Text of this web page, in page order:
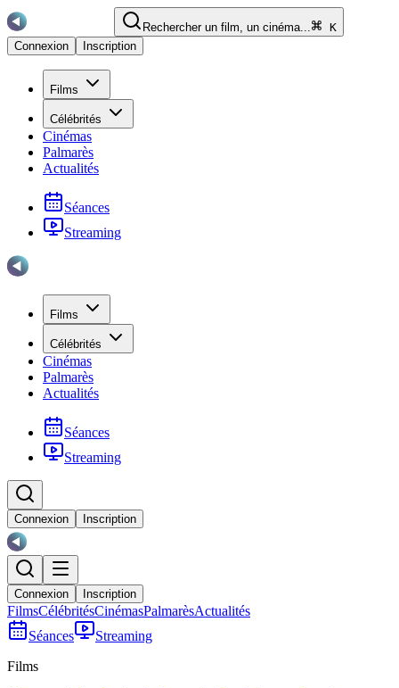
Rechercher un film, un cinéma...
K
Connexion
Inscription
Films
Célébrités
Cinémas
Palmarès
Actualités
Séances
Streaming
Films
Célébrités
Cinémas
Palmarès
Actualités
Séances
Streaming
Connexion Inscription
Connexion Inscription
FilmsCélébritésCinémasPalmarèsActualités
Séances
Streaming
Films